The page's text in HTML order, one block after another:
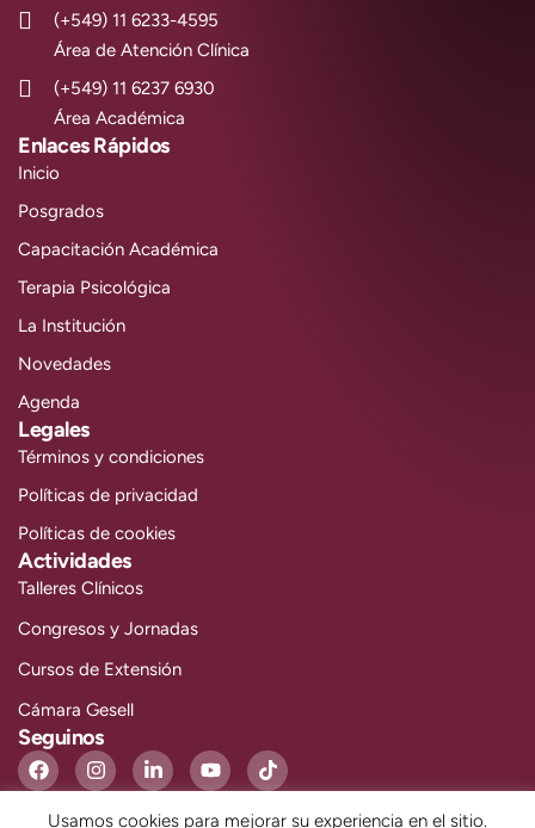
(+549) 11 6233-4595
Área de Atención Clínica
(+549) 11 6237 6930
Área Académica
Enlaces Rápidos
Inicio
Posgrados
Capacitación Académica
Terapia Psicológica
La Institución
Novedades
Agenda
Legales
Términos y condiciones
Políticas de privacidad
Políticas de cookies
Actividades
Talleres Clínicos
Congresos y Jornadas
Cursos de Extensión
Cámara Gesell
Seguinos
Usamos cookies para mejorar su experiencia en el sitio.